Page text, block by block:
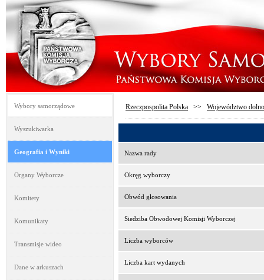
Wybory samorządowe
Wyszukiwarka
Geografia i Wyniki
Organy Wyborcze
Komitety
Komunikaty
Transmisje wideo
Dane w arkuszach
Rzeczpospolita Polska >> Województwo
Nazwa rady
Okręg wyborczy
Obwód głosowania
Siedziba Obwodowej Komisji Wyborczej
Liczba wyborców
Liczba kart wydanych